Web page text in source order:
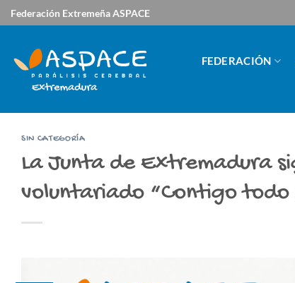
Saltar
al
contenido
Federación Extremeña ASPACE
FEDERACIÓN
SIN CATEGORÍA
La Junta de Extremadura
voluntariado “Contigo todo